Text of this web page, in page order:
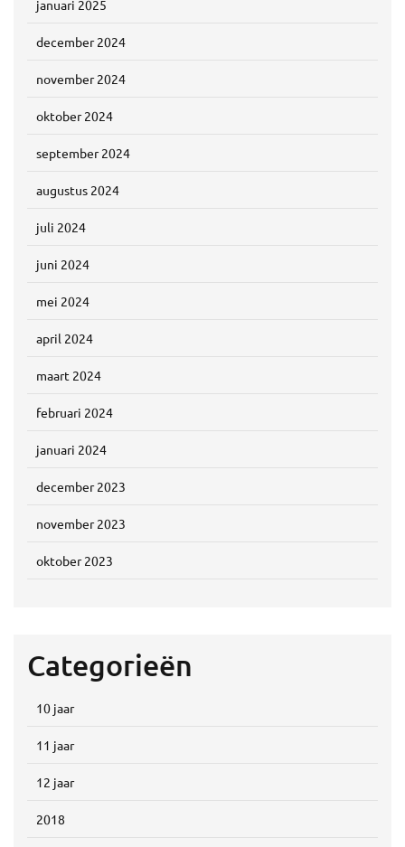
januari 2025
december 2024
november 2024
oktober 2024
september 2024
augustus 2024
juli 2024
juni 2024
mei 2024
april 2024
maart 2024
februari 2024
januari 2024
december 2023
november 2023
oktober 2023
Categorieën
10 jaar
11 jaar
12 jaar
2018